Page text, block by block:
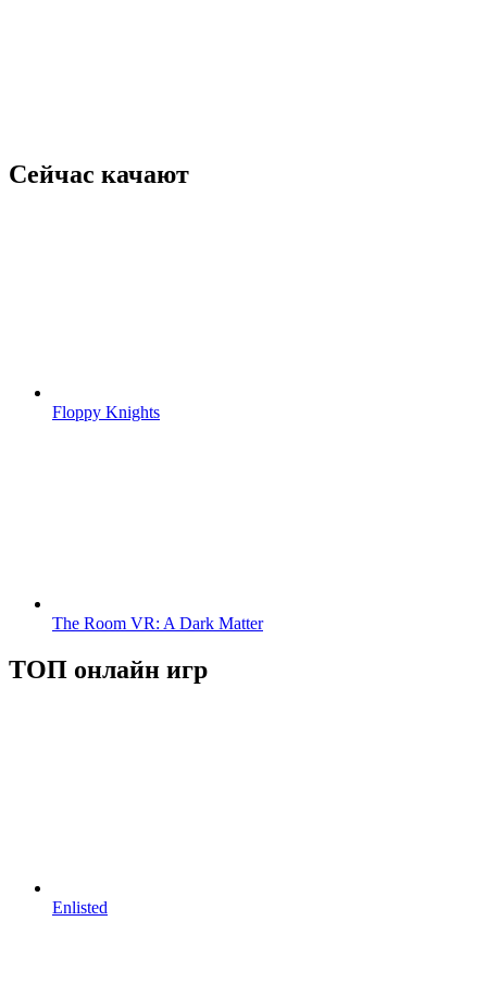
Сейчас качают
Floppy Knights
The Room VR: A Dark Matter
ТОП онлайн игр
Enlisted